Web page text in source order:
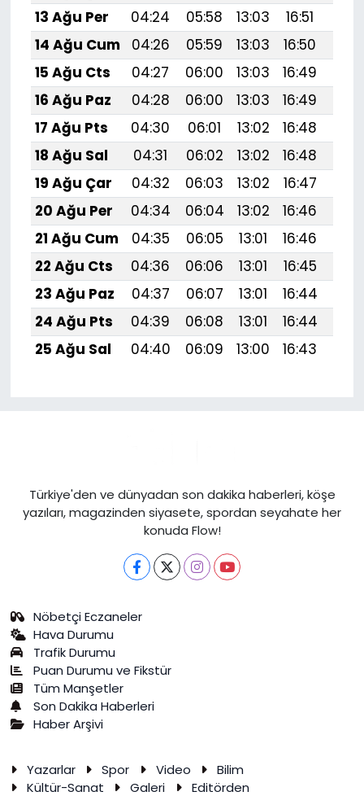
13 Ağu Per
04:24 05:58 13:03 16:51
14 Ağu Cum
04:26 05:59 13:03 16:50
15 Ağu Cts
04:27 06:00 13:03 16:49
16 Ağu Paz
04:28 06:00 13:03 16:49
17 Ağu Pts
04:30 06:01 13:02 16:48
18 Ağu Sal
04:31 06:02 13:02 16:48
19 Ağu Çar
04:32 06:03 13:02 16:47
20 Ağu Per
04:34 06:04 13:02 16:46
21 Ağu Cum
04:35 06:05 13:01 16:46
22 Ağu Cts
04:36 06:06 13:01 16:45
23 Ağu Paz
04:37 06:07 13:01 16:44
24 Ağu Pts
04:39 06:08 13:01 16:44
25 Ağu Sal
04:40 06:09 13:00 16:43
Türkiye'den ve dünyadan son dakika haberleri, köşe
yazıları, magazinden siyasete, spordan seyahate her
konuda Flow!
Nöbetçi Eczaneler
Hava Durumu
Trafik Durumu
Puan Durumu ve Fikstür
Tüm Manşetler
Son Dakika Haberleri
Haber Arşivi
Yazarlar Spor Video
Bilim
Kültür-Sanat
Galeri Editörden